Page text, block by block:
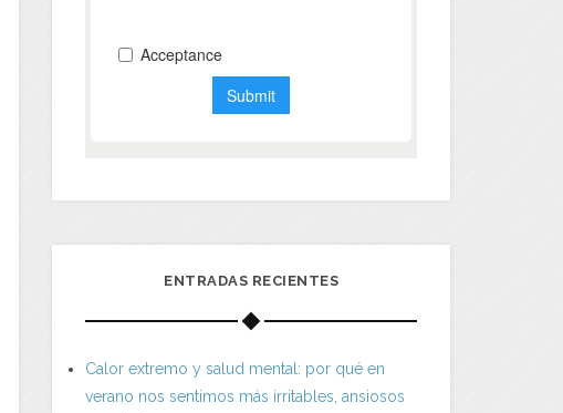
ENTRADAS RECIENTES
Calor extremo y salud mental: por qué en
verano nos sentimos más irritables, ansiosos